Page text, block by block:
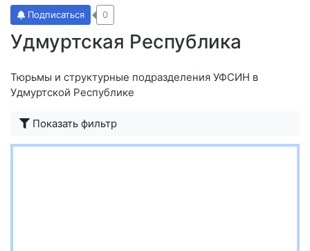
Удмуртская Республика
Подписаться 0
Тюрьмы и структурные подразделения УФСИН в
Удмуртской Республике
Показать фильтр